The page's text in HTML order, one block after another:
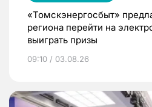
«Томскэнергосбыт»
региона перейти на
выиграть призы
09:10 / 03.08.26